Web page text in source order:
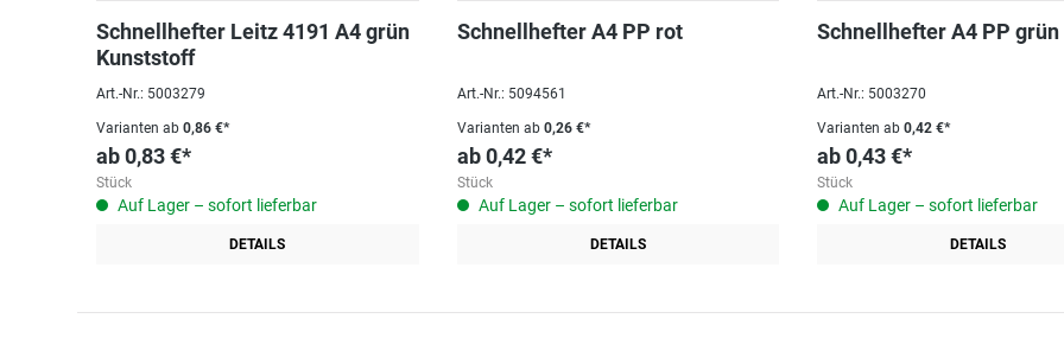
Schnellhefter Leitz 4191 A4 grün
Kunststoff
Art.-Nr.: 5003279
Varianten ab 0,86 €*
ab0,83 €*
Stück
Auf Lager – sofort lieferbar
DETAILS
Schnellhefter A4 PP rot
Art.-Nr.: 5094561
Varianten ab0,26 €*
ab 0,42 €*
Stück
Auf Lager – sofort lieferbar
DETAILS
Schnellhefter A4 PP grün
Art.-Nr.: 5003270
Varianten ab 0,42 €*
ab0,43 €*
Stück
Auf Lager – sofort lieferbar
DETAILS